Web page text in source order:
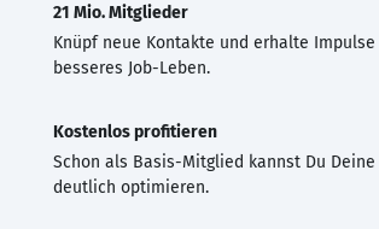
21 Mio. Mitglieder
Knüpf neue Kontakte und erhalte
besseres Job-Leben.
Kostenlos profitieren
Schon als Basis-Mitglied kannst Du Deine
deutlich optimieren.